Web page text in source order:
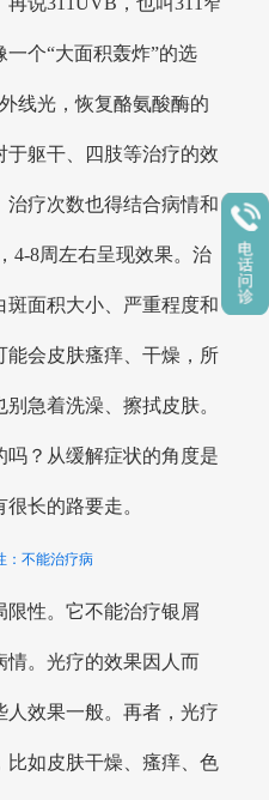
个“大面积轰炸”的选
线光，恢复酪氨酸酶的
躯干、四肢等治疗的效
疗次数也得结合病情和
4-8周左右呈现效果。治
面积大小、严重程度和
能会皮肤瘙痒、干燥，所
急着洗澡、擦拭皮肤。
？从缓解症状的角度是
长的路要走。
：不能治疗病
限性。它不能治疗银屑
情。光疗的效果因人而
效果一般。再者，光疗
比如皮肤干燥、瘙痒、色